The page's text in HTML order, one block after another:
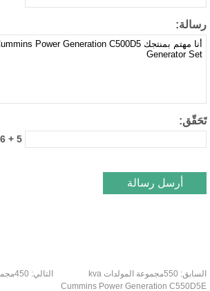
550مجموعة المولدات kva
Cummins
التالي:
450مجموعة مولدات كيلو فولت أمبير
الكمون C450D5EB